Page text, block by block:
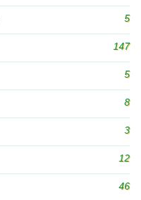
5
147
5
8
3
12
46